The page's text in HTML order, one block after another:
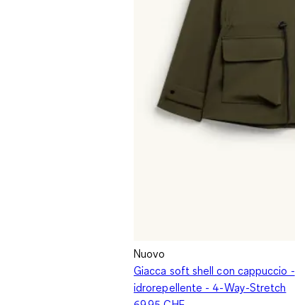
Nuovo
Giacca soft shell con cappuccio -
idrorepellente - 4-Way-Stretch